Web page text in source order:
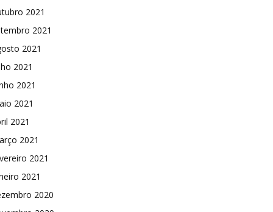
2021
2021
2021
2021
2021
2021
2021
2021
2021
2021
2020